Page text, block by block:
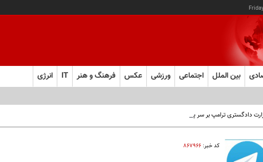
بین الملل اجتماعی ورزشی عکس فرهنگ و هنر IT انرژی
دادگستری ترامپ بر سر پرونده اپستین
کد خبر: ۸۶۷۹۶۶